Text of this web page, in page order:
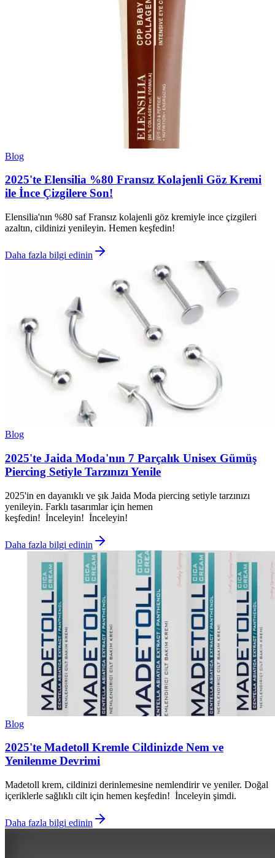
Blog
2025'te Elensilia %80 Fransız Kolajenli Göz Kremi
ile İnce Çizgilere Son!
Elensilia'nın %80 saf Fransız kolajenli göz kremiyle ince çizgileri
azaltın, cildinizi yenileyin. Hemen keşfedin!
Daha fazla bilgi edinin
Blog
2025'te Jaida Moda'nın 7 Parçalık Unisex Gümüş
Piercing Setiyle Tarzınızı Yenile
2025'in en dayanıklı ve şık Jaida Moda piercing setiyle tarzınızı
yenileyin. Farklı tasarımlar için hemen
keşfedin! İnceleyin! İnceleyin!
Daha fazla bilgi edinin
Blog
2025'te Madetoll Kremle Cildinizde Nem ve
Yenilenme Devrimi
Madetoll krem, cildinizi derinlemesine nemlendirir ve yeniler. Doğal
içeriklerle sağlıklı cilt için hemen keşfedin! İnceleyin şimdi.
Daha fazla bilgi edinin